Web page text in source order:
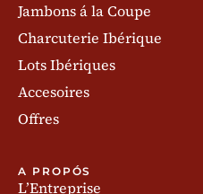
Jambons á la Coupe
Charcuterie Ibérique
Lots Ibériques
Accesoires
Offres
A PROPÓS
L’Entreprise